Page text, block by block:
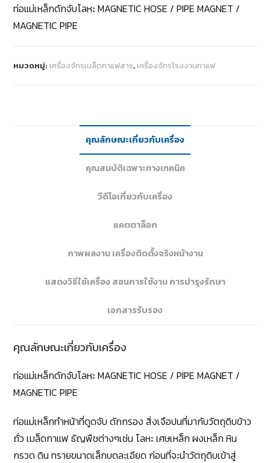
ท่อแม่เหล็กดักจับโลหะ MAGNETIC HOSE / PIPE MAGNET /
MAGNETIC PIPE
หมวดหมู่:เครื่องจักรเมล็ดกาแฟสาร,เครื่องจักรโรงงานกาแฟ
คุณลักษณะเกี่ยวกับเครื่อง
คุณสมบัติเฉพาะทางเทคนิค
วีดีโอเกี่ยวกับเครื่อง
แคตตาล็อก
ภาพผลงาน เครื่องติดตั้งจริงหน้างาน
แสดงวิธีใช้เครื่อง สอนการใช้งาน การบำรุงรักษา
เอกสารรับรอง
คุณลักษณะเกี่ยวกับเครื่อง
ท่อแม่เหล็กดักจับโลหะ MAGNETIC HOSE / PIPE MAGNET /
MAGNETIC PIPE
ท่อแม่เหล็กทำหน้าที่ดูดจับ ดักกรอง สิ่งเจือปนที่มากับวัตถุดิบข้าว
ถั่ว เมล็ดกาแฟ ธัญพืชต่างๆเช่น โลหะ เศษเหล็ก ผงเหล็ก หิน
กรวด ดิน ทรายขนาดเล็กบดละเอียด ก่อนที่จะนำวัตถุดิบเข้าสู่